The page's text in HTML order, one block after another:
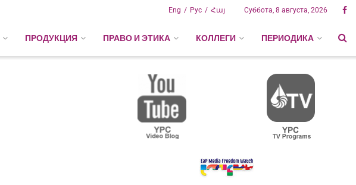
Рус Հայ
Eng Суббота, 8 августа, 2026
ПРОДУКЦИЯ ПРАВО И ЭТИКА КОЛЛЕГИ ПЕРИОДИКА